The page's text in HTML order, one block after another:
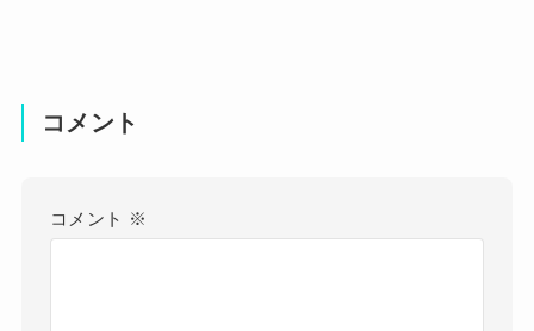
コメント
コメント ※